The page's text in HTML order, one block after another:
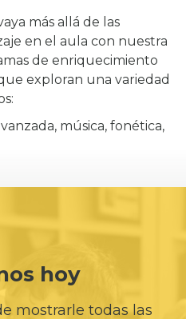
más allá de las
en el aula con nuestra
de enriquecimiento
exploran una variedad
música, fonética,
hoy
mostrarle todas las